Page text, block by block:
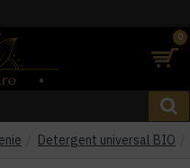
0
Detergent universal BIO